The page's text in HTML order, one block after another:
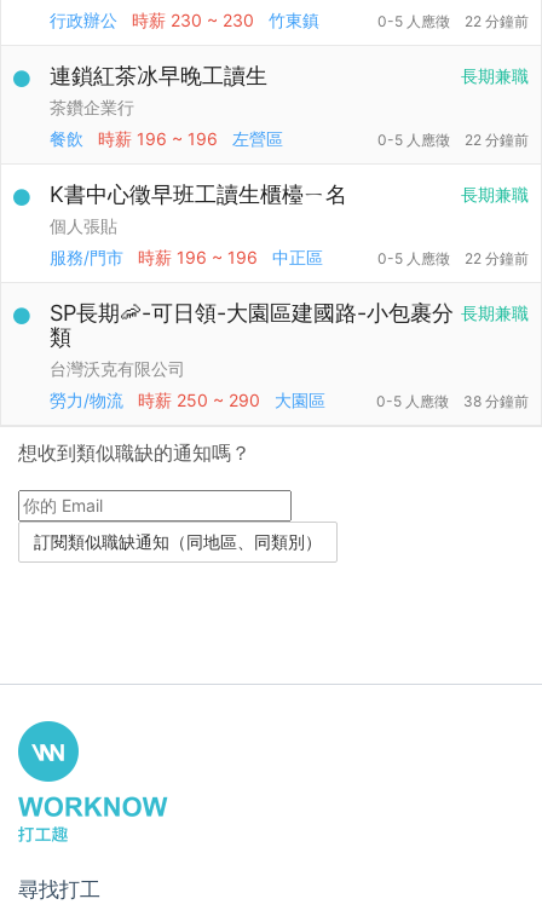
行政辦公
時薪 230 ~ 230 竹東鎮 0-5 人應徵 22 分鐘前
長期兼職
連鎖紅茶冰早晚工讀生
茶鑽企業行
餐飲
時薪 196 ~ 196 左營區 0-5 人應徵 22 分鐘前
長期兼職
K書中心徵早班工讀生櫃檯ㄧ名
個人張貼
服務/門市
時薪 196 ~ 196 中正區 0-5 人應徵 22 分鐘前
長期兼職
SP長期🦐-可日領-大園區建國路-小包裹分
類
台灣沃克有限公司
勞力/物流
時薪 250 ~ 290 大園區 0-5 人應徵 38 分鐘前
想收到類似職缺的通知嗎？
尋找打工